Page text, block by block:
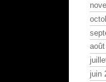
juin